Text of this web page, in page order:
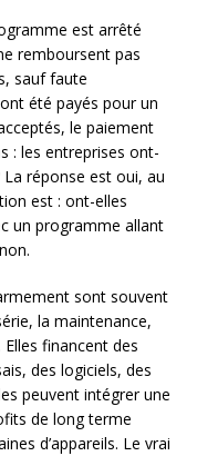
est arrêté
remboursent pas
sauf faute
été payés pour un
le paiement
: les entreprises ont-
La réponse est oui, au
est : ont-elles
un programme allant
sont souvent
la maintenance,
financent des
des logiciels, des
peuvent intégrer une
de long terme
d’appareils. Le vrai